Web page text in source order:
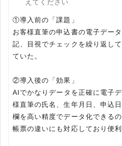
えてください
①導入前の「課題」
お客様直筆の申込書の電子デー
記、目視でチェックを繰り返し
ていた。
②導入後の「効果」
AIでかなりデータを正確に電子
様直筆の氏名、生年月日、申込
欄を高い精度でデータ化できる
帳票の違いにも対応しており便利